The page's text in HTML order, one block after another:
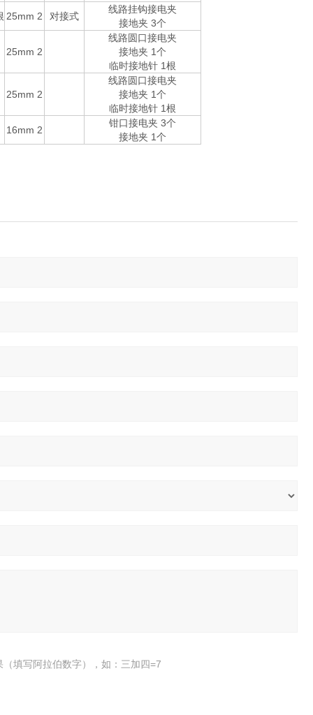
25mm 2 对接式
线路挂钩接电夹
接地夹 3个
25mm 2
线路圆口接电夹
接地夹 1个
临时接地针 1根
25mm 2
线路圆口接电夹
接地夹 1个
临时接地针 1根
16mm 2
钳口接电夹 3个
接地夹 1个
填写阿拉伯数字），如：三加四=7